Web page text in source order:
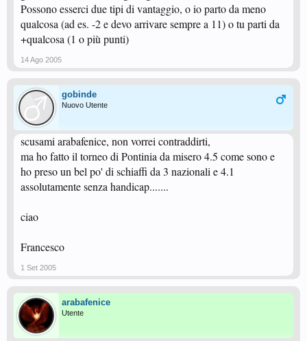
Possono esserci due tipi di vantaggio, o io parto da meno
qualcosa (ad es. -2 e devo arrivare sempre a 11) o tu parti da
+qualcosa (1 o più punti)
14 Ago 2005
gobinde
Nuovo Utente
scusami arabafenice, non vorrei contraddirti,
ma ho fatto il torneo di Pontinia da misero 4.5 come sono e
ho preso un bel po' di schiaffi da 3 nazionali e 4.1
assolutamente senza handicap.......
ciao
Francesco
1 Set 2005
arabafenice
Utente